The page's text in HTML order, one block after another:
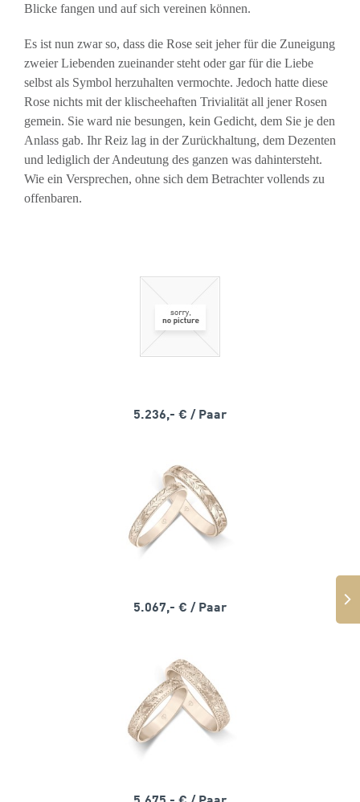
Blicke fangen und auf sich vereinen können.
Es ist nun zwar so, dass die Rose seit jeher für die Zuneigung
zweier Liebenden zueinander steht oder gar für die Liebe
selbst als Symbol herzuhalten vermochte. Jedoch hatte diese
Rose nichts mit der klischeehaften Trivialität all jener Rosen
gemein. Sie ward nie besungen, kein Gedicht, dem Sie je den
Anlass gab. Ihr Reiz lag in der Zurückhaltung, dem Dezenten
und lediglich der Andeutung des ganzen was dahintersteht.
Wie ein Versprechen, ohne sich dem Betrachter vollends zu
offenbaren.
5.236,- € / Paar
5.067,- € / Paar